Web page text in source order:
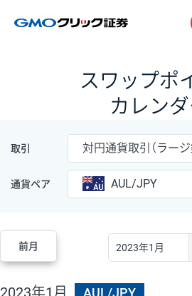
スワップポ
カレン
取引 対円通貨取引（ラージ
通貨ペア AUL/JPY
前月
2023年1月 AUL/JPY